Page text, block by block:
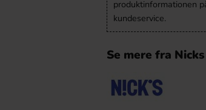
produktinformationen
kundeservice.
Se mere fra Nicks